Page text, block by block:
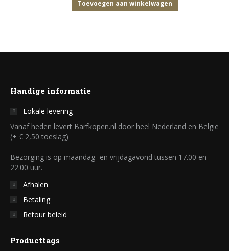
Toevoegen aan winkelwagen
Handige informatie
Lokale levering
Vanaf heden levert Barfkopen.nl door heel Nederland en Belgie
(+ € 2,50 toeslag)
Bezorging is op maandag- en vrijdagavond tussen 17.00 en
22.00 uur.
Afhalen
Betaling
Retour beleid
Producttags